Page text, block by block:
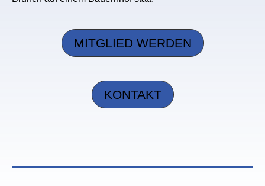
MITGLIED WERDEN
KONTAKT